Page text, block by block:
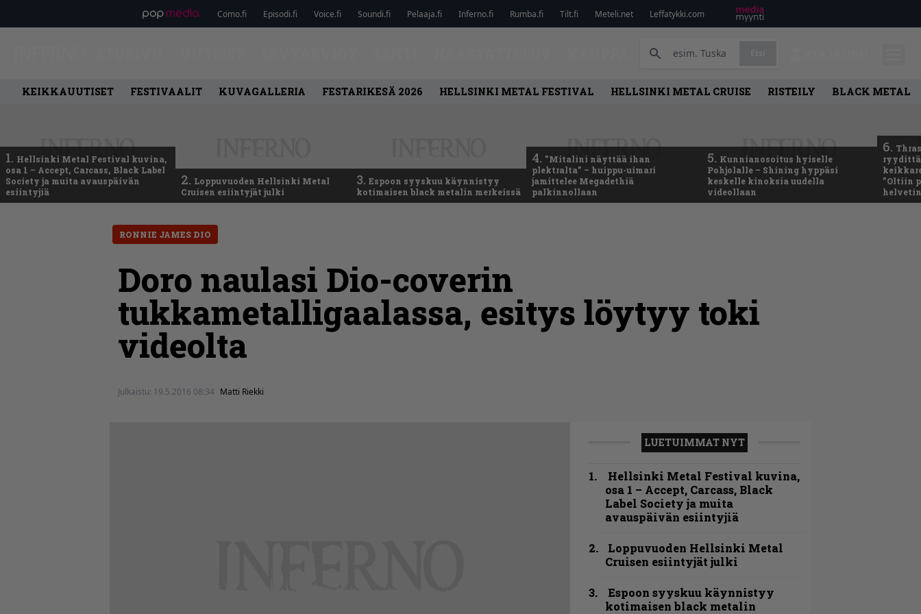
Como.fi Episodi.fi Voice.fi Soundi.fi Pelaaja.fi Inferno.fi Rumba.fi Tilt.fi Meteli.net Leffatykki.com
KEIKKAUUTISET FESTIVAALIT KUVAGALLERIA FESTARIKESÄ 2026 HELLSINKI METAL FESTIVAL HELLSINKI METAL CRUISE RISTEILY BLACK METAL
1. Hellsinki Metal Festival kuvina,
osa 1 – Accept, Carcass, Black Label
Society ja muita avauspäivän
esiintyjiä
2. Loppuvuoden Hellsinki Metal
Cruisen esiintyjät julki
3. Espoon syyskuu käynnistyy
kotimaisen black metalin merkeissä
4. ”Mitalini näyttää ihan
plektralta” – huippu-uimari
jamittelee Megadethiä
palkinnollaan
5. Kunnianosoitus hyiselle
Pohjolalle – Shining hyppäsi
keskelle kinoksia uudella
videollaan
6.
”Oltiin
RONNIE JAMES DIO
Doro naulasi Dio-coverin
tukkametalligaalassa, esitys löytyy toki
videolta
Julkaistu: 19.5.2016 08:34 Matti Riekki
LUETUIMMAT NYT
Hellsinki Metal Festival kuvina,
osa 1 – Accept, Carcass, Black
Label Society ja muita
avauspäivän esiintyjiä
Loppuvuoden Hellsinki Metal
Cruisen esiintyjät julki
Espoon syyskuu käynnistyy
kotimaisen black metalin